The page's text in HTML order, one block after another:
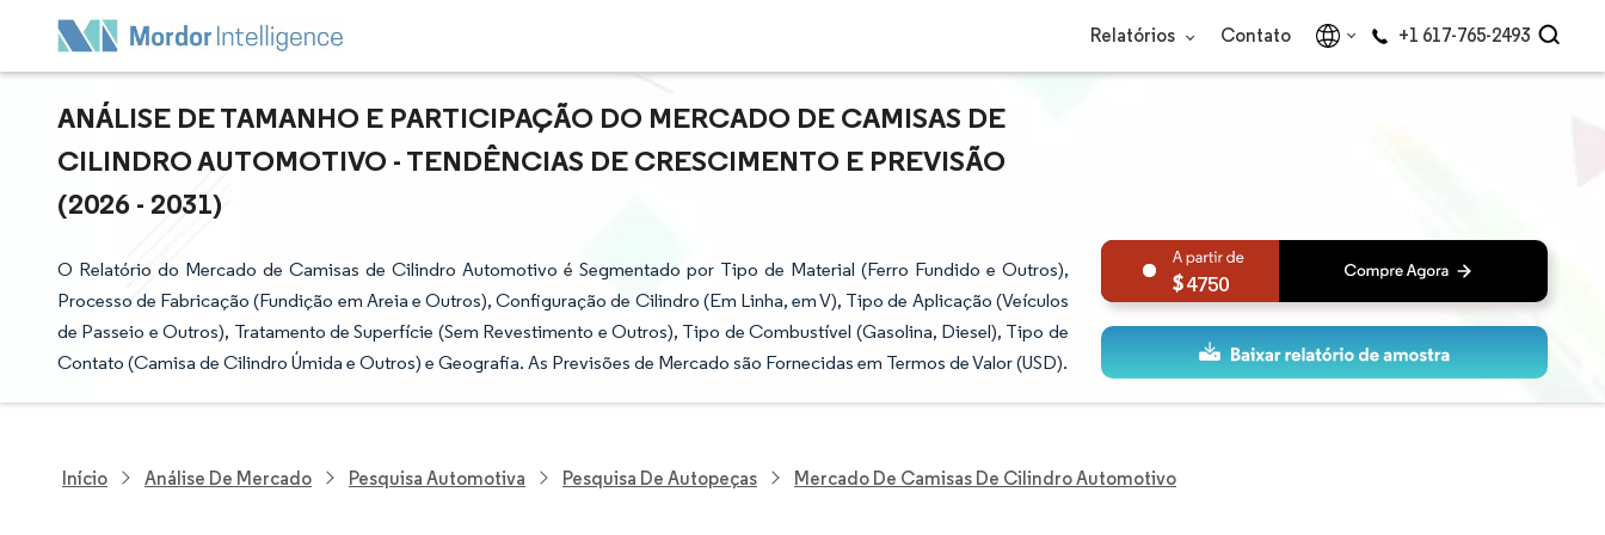
Relatórios Contato +1 617-765-2493
ANÁLISE DE TAMANHO E PARTICIPAÇÃO DO MERCADO DE CAMISAS DE
CILINDRO AUTOMOTIVO - TENDÊNCIAS DE CRESCIMENTO E PREVISÃO
(2026 - 2031)
O Relatório do Mercado de Camisas de Cilindro Automotivo é Segmentado por Tipo de Material (Ferro Fundido e Outros),
Processo de Fabricação (Fundição em Areia e Outros), Configuração de Cilindro (Em Linha, em V), Tipo de Aplicação (Veículos
de Passeio e Outros), Tratamento de Superfície (Sem Revestimento e Outros), Tipo de Combustível (Gasolina, Diesel), Tipo de
Contato (Camisa de Cilindro Úmida e Outros) e Geografia. As Previsões de Mercado são Fornecidas em Termos de Valor (USD).
4750
Início Análise De Mercado Pesquisa Automotiva Pesquisa De Autopeças Mercado De Camisas De Cilindro Automotivo